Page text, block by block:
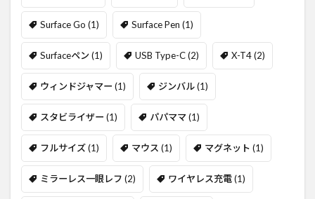
Surface Go (1) Surface Pen (1)
Surfaceペン(1) USB Type-C(2) X-T4(2)
ウィンドジャマー (1) ジンバル(1)
スタビライザー (1) パパママ(1)
フルサイズ(1) マウス (1) マグネット (1)
ミラーレス一眼レフ (2) ワイヤレス充電(1)